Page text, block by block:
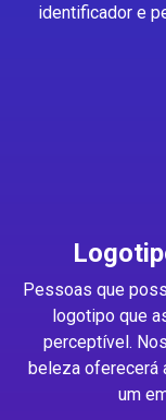
identificador e
Pessoas que
logotipo que
perceptível.
beleza oferecerá
um